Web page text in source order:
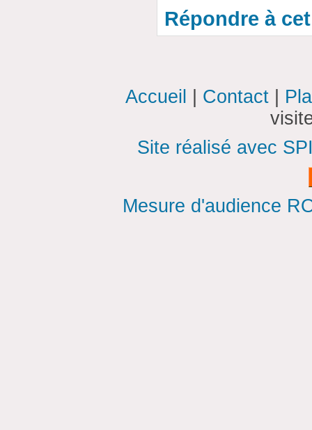
Répondre à
Accueil Contact
Site réalisé avec
Mesure d'audience